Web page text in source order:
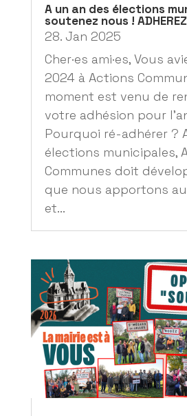
A un an des élections
soutenez nous !
28. Jan 2025
Cher·es ami·es, Vous
2024 à Actions
moment est venu de
votre adhésion pour
Pourquoi ré-adhérer ?
élections municipales,
Communes doit
que nous apportons
et...